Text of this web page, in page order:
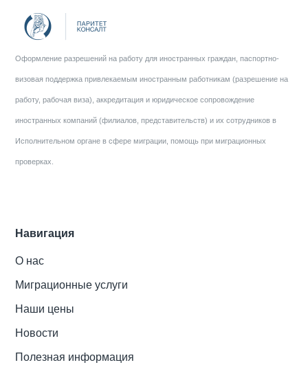
Оформление разрешений на работу для иностранных граждан, паспортно-
визовая поддержка привлекаемым иностранным работникам (разрешение на
работу, рабочая виза), аккредитация и юридическое сопровождение
иностранных компаний (филиалов, представительств) и их сотрудников в
Исполнительном органе в сфере миграции, помощь при миграционных
проверках.
Навигация
О нас
Миграционные услуги
Наши цены
Новости
Полезная информация